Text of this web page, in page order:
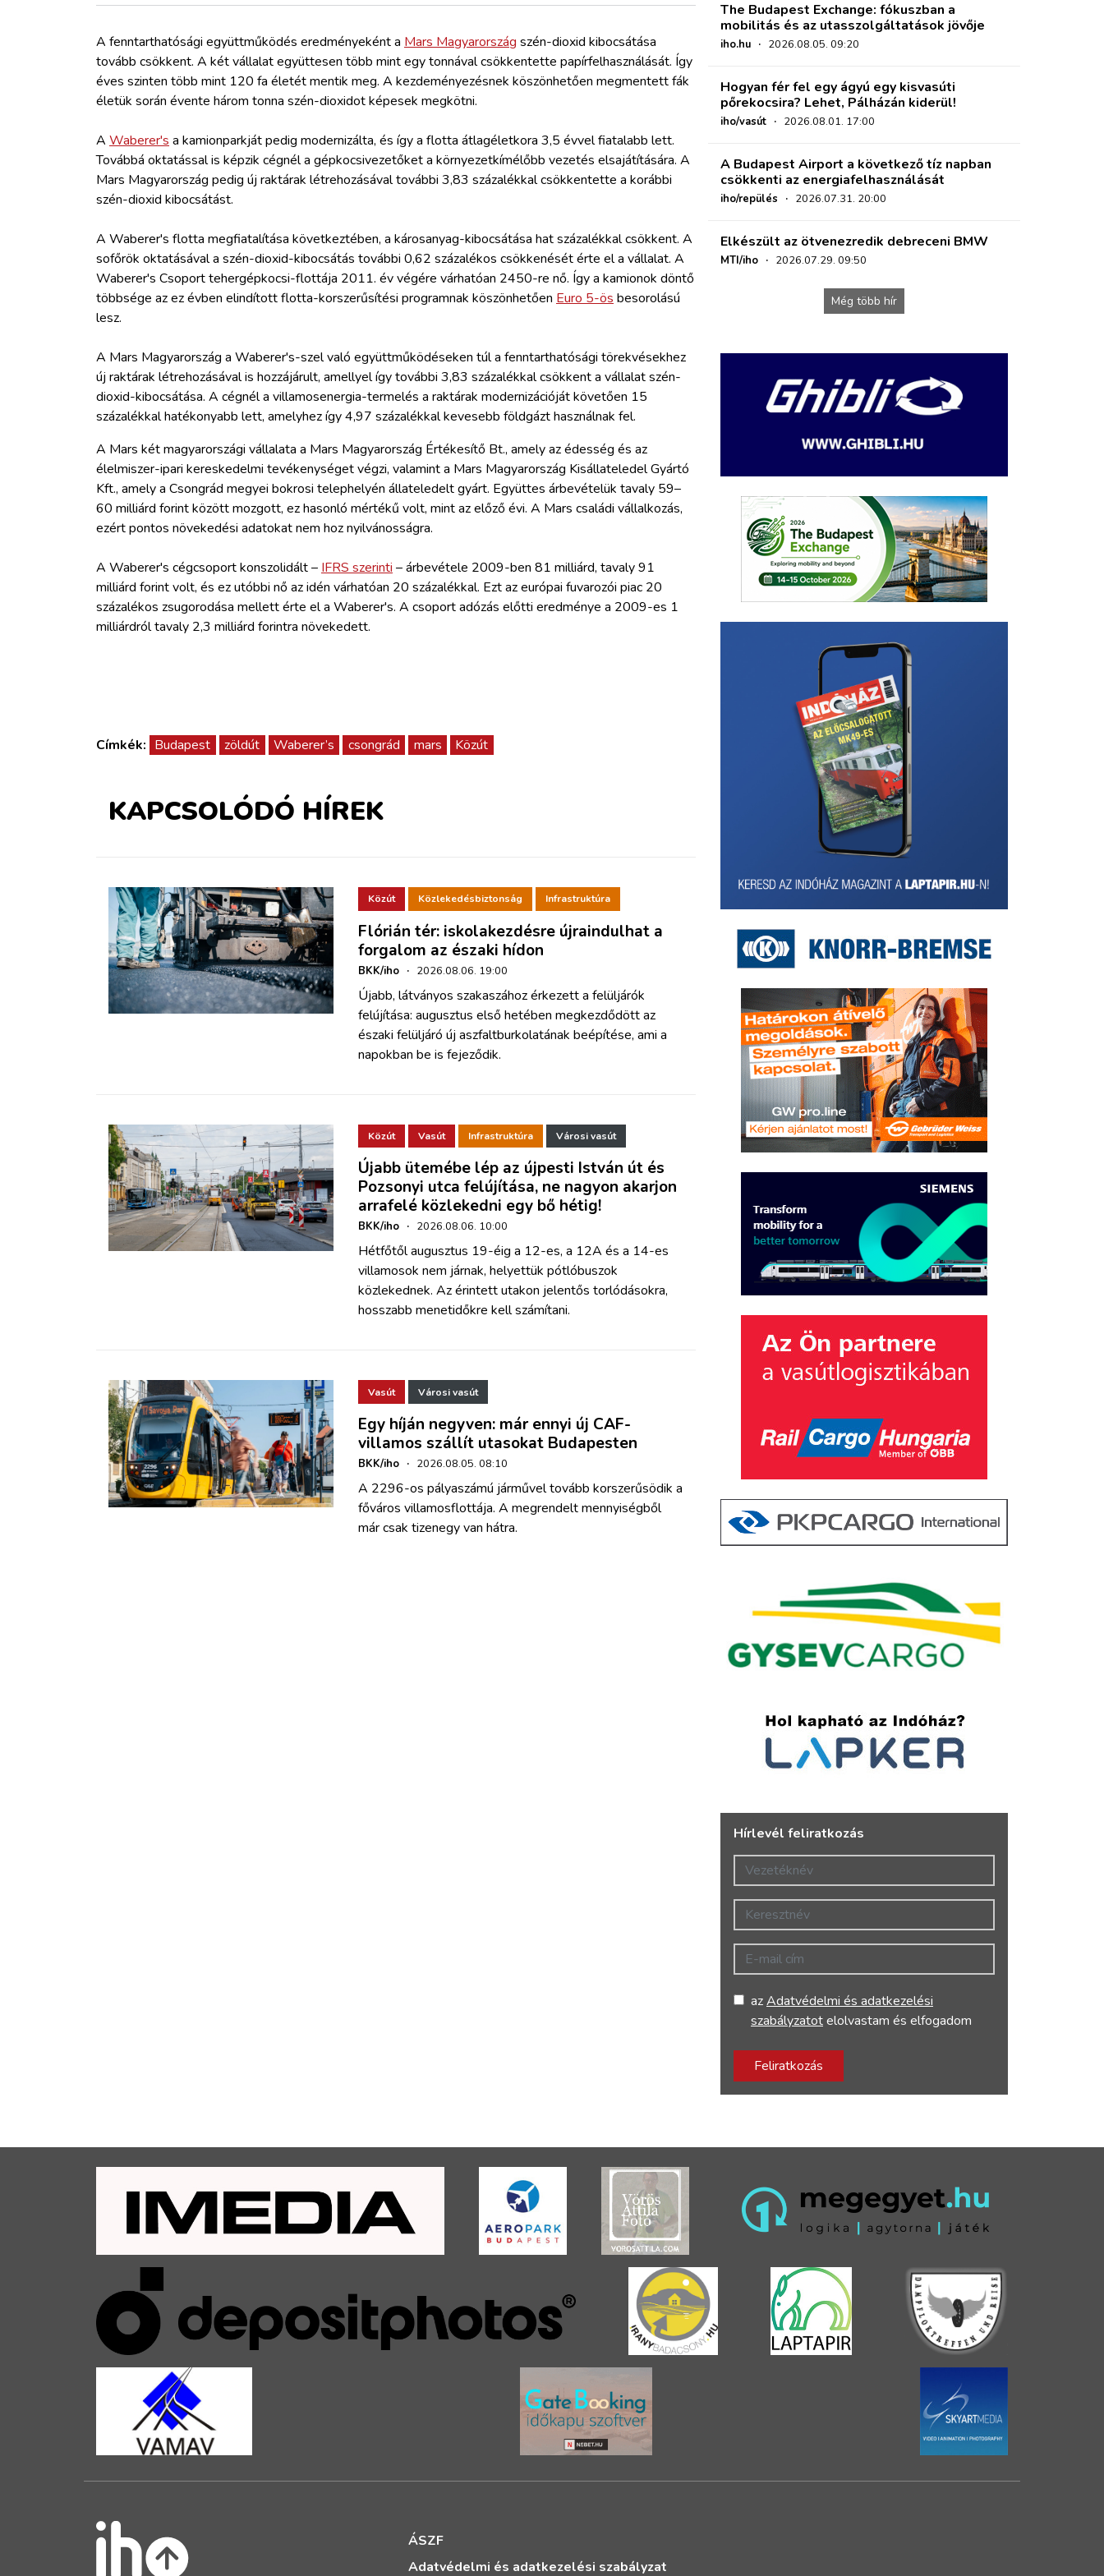
HAJÓZÁS
ARCHÍVUM
WEBSHOP
BELÉPÉS
REGISZTRÁCIÓ
A fenntarthatósági együttműködés eredményeként a Mars Magyarország szén-dioxid kibocsátása
tovább csökkent. A két vállalat együttesen több mint egy tonnával csökkentette papírfelhasználását. Így
éves szinten több mint 120 fa életét mentik meg. A kezdeményezésnek köszönhetően megmentett fák
életük során évente három tonna szén-dioxidot képesek megkötni.
A Waberer's a kamionparkját pedig modernizálta, és így a flotta átlagéletkora 3,5 évvel fiatalabb lett.
Továbbá oktatással is képzik cégnél a gépkocsivezetőket a környezetkímélőbb vezetés elsajátítására. A
Mars Magyarország pedig új raktárak létrehozásával további 3,83 százalékkal csökkentette a korábbi
szén-dioxid kibocsátást.
A Waberer's flotta megfiatalítása következtében, a károsanyag-kibocsátása hat százalékkal csökkent. A
sofőrök oktatásával a szén-dioxid-kibocsátás további 0,62 százalékos csökkenését érte el a vállalat. A
Waberer's Csoport tehergépkocsi-flottája 2011. év végére várhatóan 2450-re nő. Így a kamionok döntő
többsége az ez évben elindított flotta-korszerűsítési programnak köszönhetően Euro 5-ös besorolású
lesz.
A Mars Magyarország a Waberer's-szel való együttműködéseken túl a fenntarthatósági törekvésekhez
új raktárak létrehozásával is hozzájárult, amellyel így további 3,83 százalékkal csökkent a vállalat szén-
dioxid-kibocsátása. A cégnél a villamosenergia-termelés a raktárak modernizációját követően 15
százalékkal hatékonyabb lett, amelyhez így 4,97 százalékkal kevesebb földgázt használnak fel.
A Mars két magyarországi vállalata a Mars Magyarország Értékesítő Bt., amely az édesség és az
élelmiszer-ipari kereskedelmi tevékenységet végzi, valamint a Mars Magyarország Kisállateledel Gyártó
Kft., amely a Csongrád megyei bokrosi telephelyén állateledelt gyárt. Együttes árbevételük tavaly 59–
60 milliárd forint között mozgott, ez hasonló mértékű volt, mint az előző évi. A Mars családi vállalkozás,
ezért pontos növekedési adatokat nem hoz nyilvánosságra.
A Waberer's cégcsoport konszolidált – IFRS szerinti – árbevétele 2009-ben 81 milliárd, tavaly 91
milliárd forint volt, és ez utóbbi nő az idén várhatóan 20 százalékkal. Ezt az európai fuvarozói piac 20
százalékos zsugorodása mellett érte el a Waberer's. A csoport adózás előtti eredménye a 2009-es 1
milliárdról tavaly 2,3 milliárd forintra növekedett.
Címkék: Budapest zöldút Waberer’s csongrád mars Közút
KAPCSOLÓDÓ HÍREK
Közút Közlekedésbiztonság Infrastruktúra
Flórián tér: iskolakezdésre újraindulhat a
forgalom az északi hídon
BKK/iho · 2026.08.06. 19:00
Újabb, látványos szakaszához érkezett a felüljárók
felújítása: augusztus első hetében megkezdődött az
északi felüljáró új aszfaltburkolatának beépítése, ami a
napokban be is fejeződik.
Közút Vasút Infrastruktúra Városi vasút
Újabb ütemébe lép az újpesti István út és
Pozsonyi utca felújítása, ne nagyon akarjon
arrafelé közlekedni egy bő hétig!
BKK/iho · 2026.08.06. 10:00
Hétfőtől augusztus 19-éig a 12-es, a 12A és a 14-es
villamosok nem járnak, helyettük pótlóbuszok
közlekednek. Az érintett utakon jelentős torlódásokra,
hosszabb menetidőkre kell számítani.
Vasút Városi vasút
Egy híján negyven: már ennyi új CAF-
villamos szállít utasokat Budapesten
BKK/iho · 2026.08.05. 08:10
A 2296-os pályaszámú járművel tovább korszerűsödik a
főváros villamosflottája. A megrendelt mennyiségből
már csak tizenegy van hátra.
The Budapest Exchange: fókuszban a
mobilitás és az utasszolgáltatások jövője
iho.hu · 2026.08.05. 09:20
Hogyan fér fel egy ágyú egy kisvasúti
pőrekocsira? Lehet, Pálházán kiderül!
iho/vasút · 2026.08.01. 17:00
A Budapest Airport a következő tíz napban
csökkenti az energiafelhasználását
iho/repülés · 2026.07.31. 20:00
Elkészült az ötvenezredik debreceni BMW
MTI/iho · 2026.07.29. 09:50
Még több hír
Hírlevél feliratkozás
Vezetéknév
Keresztnév
E-mail cím
azAdatvédelmi és adatkezelési
szabályzatotelolvastam és elfogadom
Feliratkozás
ÁSZF
Adatvédelmi és adatkezelési szabályzat